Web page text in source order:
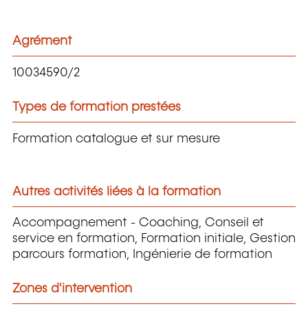
Agrément
10034590/2
Types de formation prestées
Formation catalogue et sur mesure
Autres activités liées à la formation
Accompagnement - Coaching, Conseil et
service en formation, Formation initiale, Gestion
parcours formation, Ingénierie de formation
Zones d'intervention